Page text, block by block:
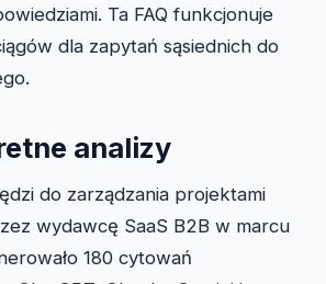
Ta FAQ funkcjonuje
dla zapytań sąsiednich do
analizy
do zarządzania projektami
wydawcę SaaS B2B w marcu
180 cytowań